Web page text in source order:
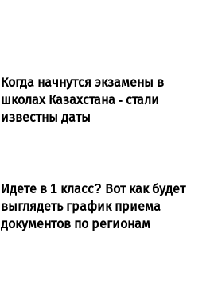
Когда начнутся экзамены в
школах Казахстана - стали
известны даты
Идете в 1 класс? Вот как будет
выглядеть график приема
документов по регионам